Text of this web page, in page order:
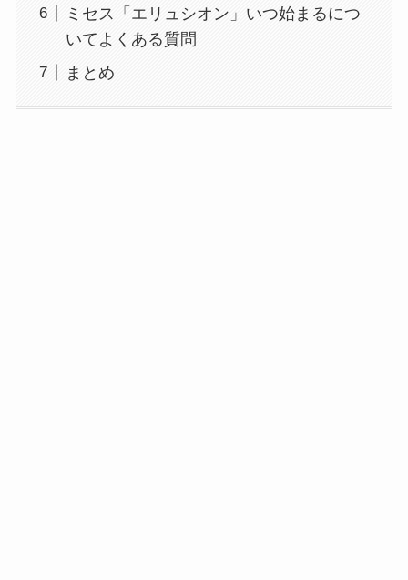
ミセス「エリュシオン」いつ始まるにつ
いてよくある質問
まとめ